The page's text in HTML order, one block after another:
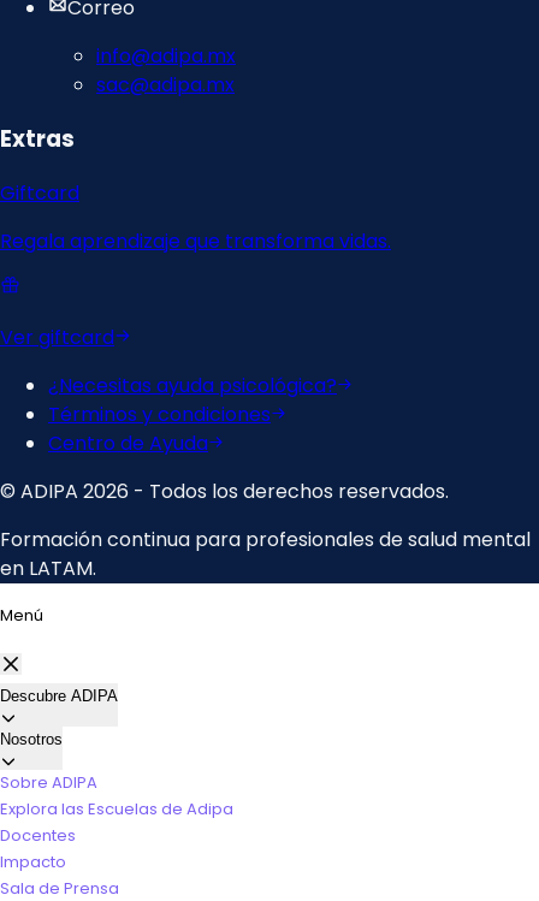
Menú
Descubre ADIPA
Nosotros
Sobre ADIPA
Explora las Escuelas de Adipa
Docentes
Impacto
Sala de Prensa